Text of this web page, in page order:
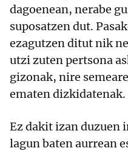
dagoenean, nerabe
suposatzen dut.
ezagutzen ditut nik
utzi zuten pertsona
gizonak, nire
ematen dizkidatenak.
Ez dakit izan duzuen
lagun baten aurrean